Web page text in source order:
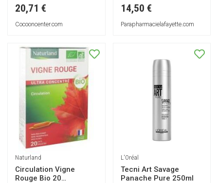
20,71 €
Cocooncenter.com
Ampoules de 10 ml +
10 Offertes - Boîte 30
ampoules de 10 ml
14,50 €
Parapharmacielafayette.com
Naturland
Circulation Vigne
Rouge Bio 20
L'Oréal
Tecni Art Savage
Panache Pure 250ml